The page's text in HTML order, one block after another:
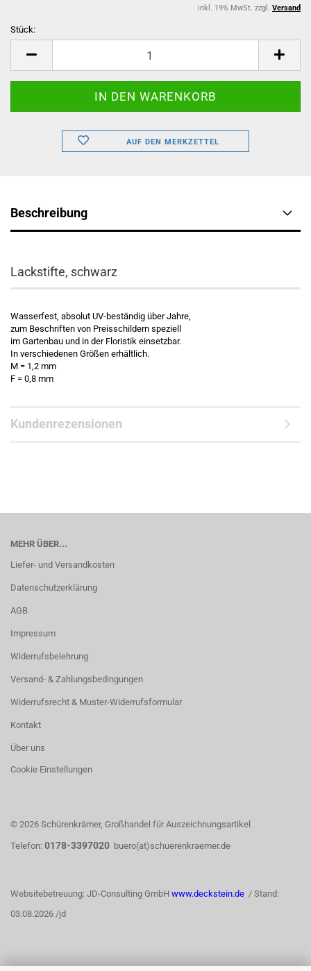
inkl. 19% MwSt. zzgl. Versand
Stück:
AUF DEN MERKZETTEL
Beschreibung
Lackstifte, schwarz
Wasserfest, absolut UV-beständig über Jahre,
zum Beschriften von Preisschildern speziell
im Gartenbau und in der Floristik einsetzbar.
In verschiedenen Größen erhältlich.
M = 1,2 mm
F = 0,8 mm
Kundenrezensionen
MEHR ÜBER...
Liefer- und Versandkosten
Datenschutzerklärung
AGB
Impressum
Widerrufsbelehrung
Versand- & Zahlungsbedingungen
Widerrufsrecht & Muster-Widerrufsformular
Kontakt
Über uns
Cookie Einstellungen
© 2026 Schürenkrämer, Großhandel für Auszeichnungsartikel
Telefon: 0178-3397020 buero(at)schuerenkraemer.de
Websitebetreuung: JD-Consulting GmbH www.deckstein.de / Stand:
03.08.2026 /jd